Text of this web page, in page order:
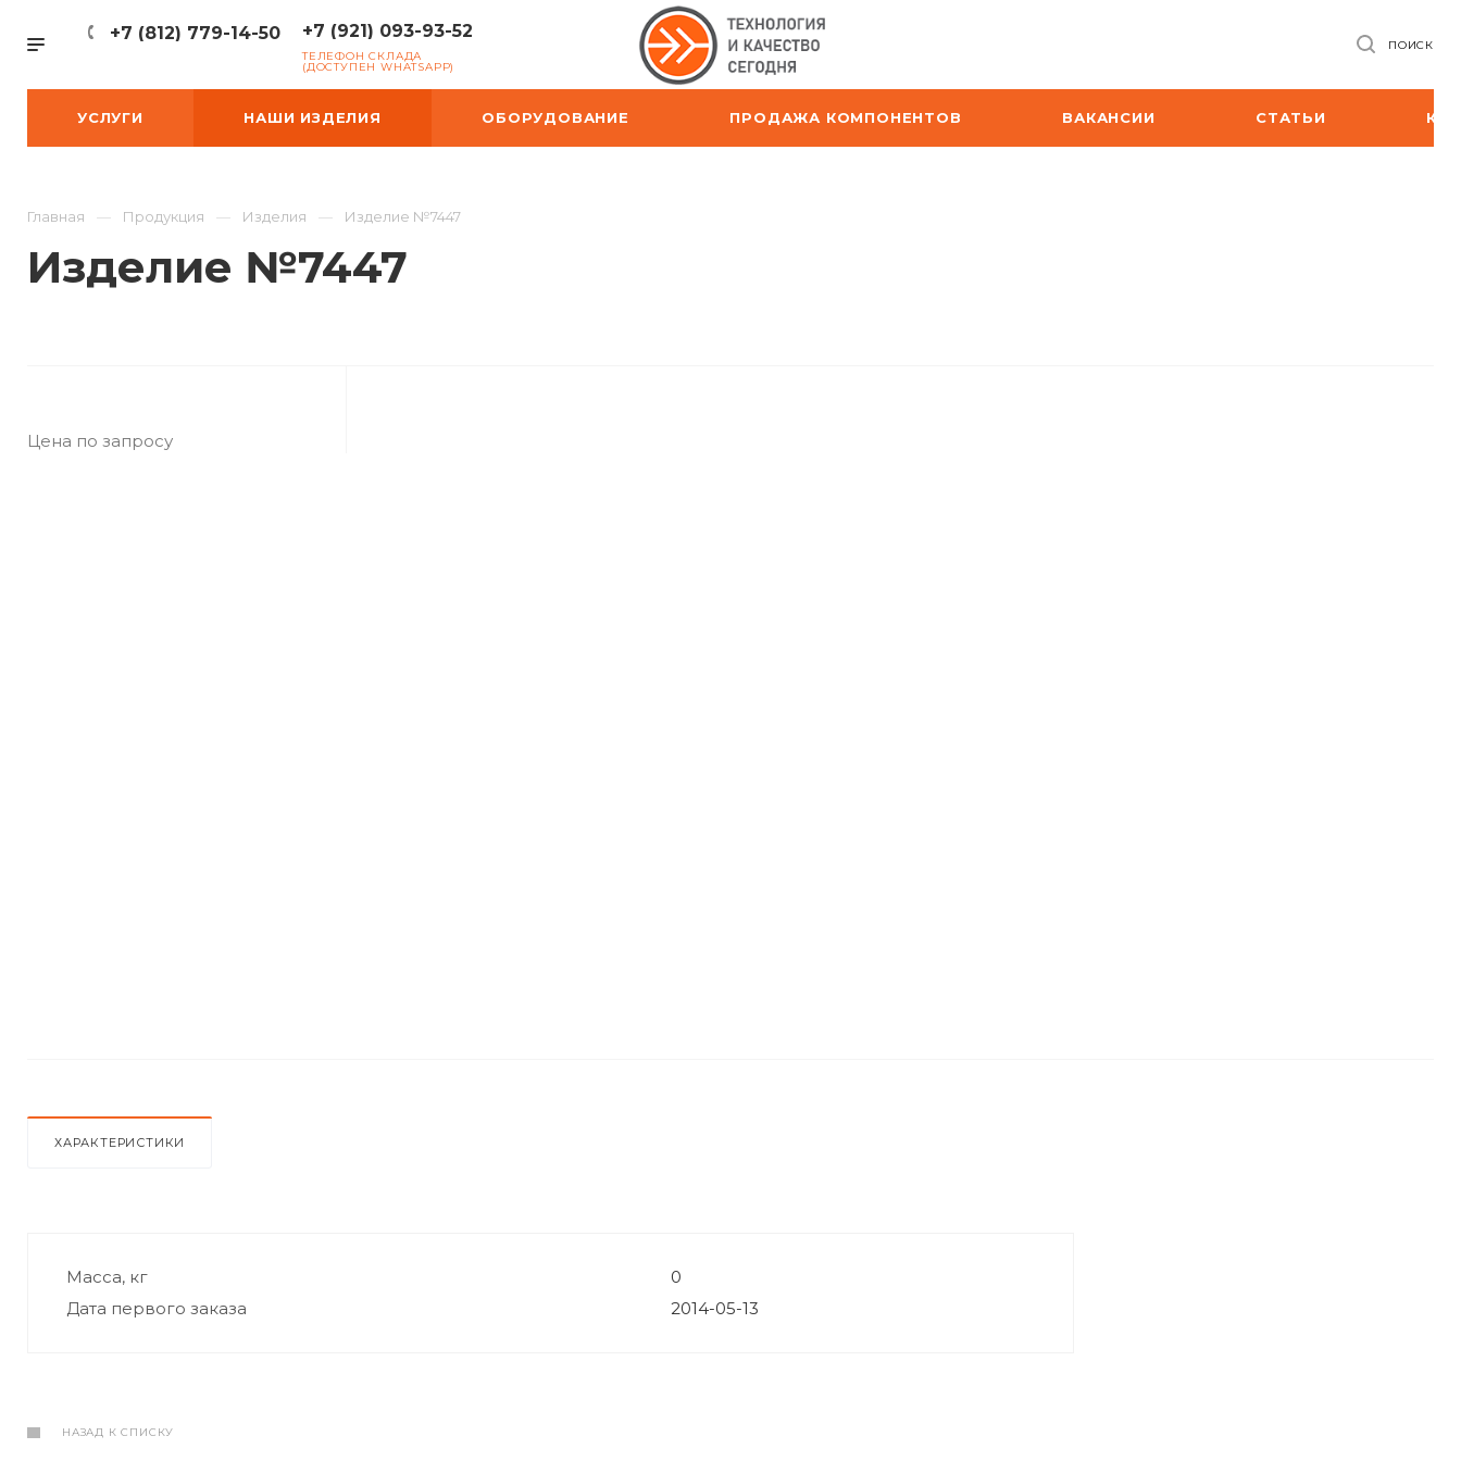
+7 (812) 779-14-50 +7 (921) 093-93-52
ТЕЛЕФОН СКЛАДА
(ДОСТУПЕН WHATSAPP)
ПОИСК
УСЛУГИ НАШИ ИЗДЕЛИЯ ОБОРУДОВАНИЕ ПРОДАЖА КОМПОНЕНТОВ ВАКАНСИИ СТАТЬИ
Главная Продукция Изделия Изделие №7447
Изделие №7447
Цена по запросу
ХАРАКТЕРИСТИКИ
Масса, кг
0
Дата первого заказа
2014-05-13
НАЗАД К СПИСКУ